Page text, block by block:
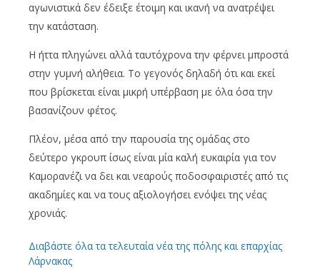
αγωνιστικά δεν έδειξε έτοιμη και ικανή να ανατρέψει
την κατάσταση.
Η ήττα πληγώνει αλλά ταυτόχρονα την φέρνει μπροστά
στην γυμνή αλήθεια. Το γεγονός δηλαδή ότι και εκεί
που βρίσκεται είναι μικρή υπέρβαση με όλα όσα την
βασανίζουν φέτος.
Πλέον, μέσα από την παρουσία της ομάδας στο
δεύτερο γκρουπ ίσως είναι μία καλή ευκαιρία για τον
Καμορανέζι να δει και νεαρούς ποδοσφαιριστές από τις
ακαδημίες και να τους αξιολογήσει ενόψει της νέας
χρονιάς.
Διαβάστε όλα τα τελευταία νέα της πόλης και επαρχίας
Λάρνακας